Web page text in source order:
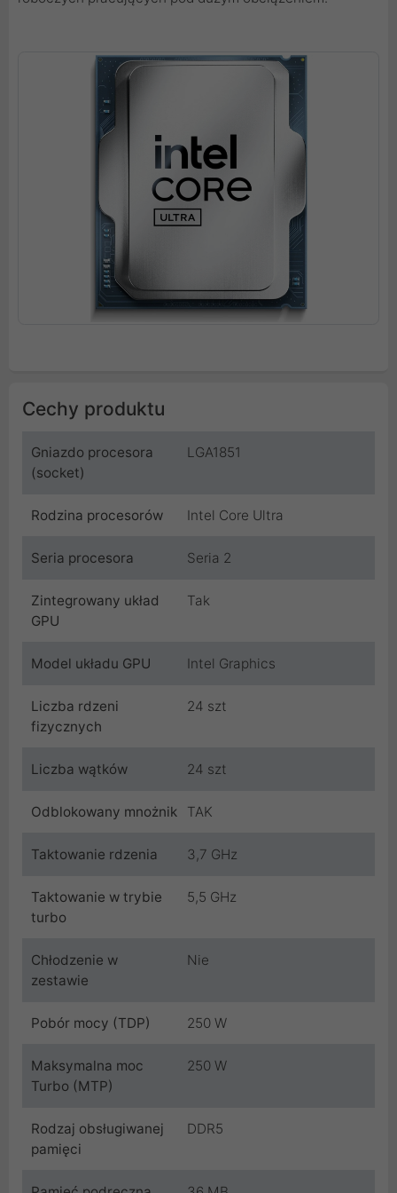
Cechy produktu
Gniazdo procesora
(socket)
LGA1851
Rodzina procesorów Intel Core Ultra
Seria procesora Seria 2
Zintegrowany układ
GPU
Tak
Model układu GPU Intel Graphics
Liczba rdzeni
fizycznych
24 szt
Liczba wątków 24 szt
Odblokowany mnożnik TAK
Taktowanie rdzenia 3,7 GHz
Taktowanie w trybie
turbo
5,5 GHz
Chłodzenie w
zestawie
Nie
Pobór mocy (TDP) 250 W
Maksymalna moc
Turbo (MTP)
250 W
Rodzaj obsługiwanej
pamięci
DDR5